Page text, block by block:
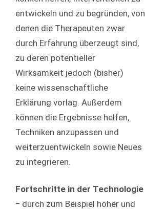
entwickeln und zu begründen, von
denen die Therapeuten zwar
durch Erfahrung überzeugt sind,
zu deren potentieller
Wirksamkeit jedoch (bisher)
keine wissenschaftliche
Erklärung vorlag. Außerdem
können die Ergebnisse helfen,
Techniken anzupassen und
weiterzuentwickeln sowie Neues
zu integrieren.
Fortschritte in der Technologie
‒ durch zum Beispiel höher und